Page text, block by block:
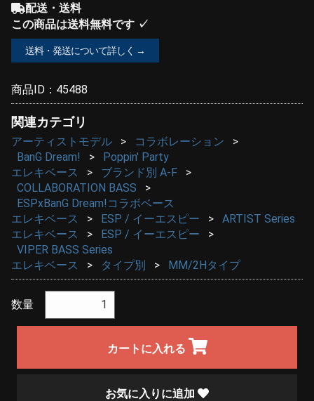
配送・送料
この商品は送料無料です ✓
送料・発送について詳しく →
商品ID： 45488
関連カテゴリ
アーティストモデル
コラボレーション
BanG Dream!
Poppin' Party
エレキベース
ブランド別 A-F
COLLABORATION BASS
ESPxBanG Dream!コラボベース
エレキベース
ESP / イーエスピー
ARTIST Series
エレキベース
ESP / イーエスピー
VIPER BASS Series
エレキベース
タイプ別 MM/2Hタイプ
数量
カートに入れる
お気に入りに追加